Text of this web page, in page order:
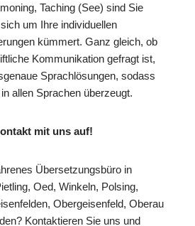
Taching (See) sind Sie
um Ihre individuellen
kümmert. Ganz gleich, ob
Kommunikation gefragt ist,
Sprachlösungen, sodass
allen Sprachen überzeugt.
mit uns auf!
Übersetzungsbüro in
Oed, Winkeln, Polsing,
Obergeisenfeld, Oberau
Kontaktieren Sie uns und